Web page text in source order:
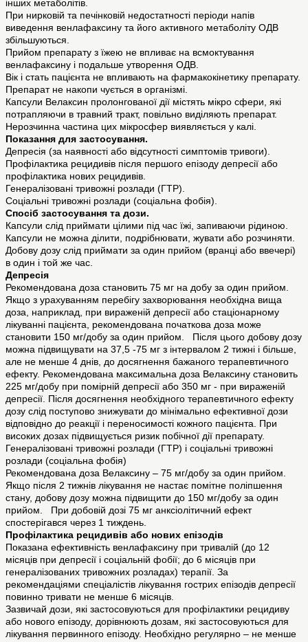
інших метаболітів.
При нирковій та печінковій недостатності періоди напів
виведення венлафаксину та його активного метаболіту ОДВ
збільшуються.
Прийом препарату з їжею не впливає на всмоктування
венлафаксину і подальше утворення ОДВ.
Вік і стать пацієнта не впливають на фармакокінетику препарату.
Препарат не накопи чується в організмі.
Капсули Велаксин пролонгованої дії містять мікро сфери, які
потрапляючи в травний тракт, повільно виділяють препарат.
Нерозчинна частина цих мікросфер виявляється у калі.
Показання для застосування.
Депресія (за наявності або відсутності симптомів тривоги).
Профілактика рецидивів після першого епізоду депресії або
профілактика нових рецидивів.
Генералізовані тривожні розлади (ГТР).
Соціальні тривожні розлади (соціальна фобія).
Спосіб застосування та дози.
Капсули слід приймати цілими під час їжі, запиваючи рідиною.
Капсули не можна ділити, подрібнювати, жувати або розчиняти.
Добову дозу слід приймати за один прийом (вранці або ввечері)
в один і той же час.
Депресія
Рекомендована доза становить 75 мг на добу за один прийом.
Якщо з урахуванням перебігу захворювання необхідна вища
доза, наприклад, при вираженій депресії або стаціонарному
лікуванні пацієнта, рекомендована початкова доза може
становити 150 мг/добу за один прийом. Після цього добову дозу
можна підвищувати на 37,5 -75 мг з інтервалом 2 тижні і більше,
але не менше 4 днів, до досягнення бажаного терапевтичного
ефекту. Рекомендована максимальна доза Велаксину становить
225 мг/добу при помірній депресії або 350 мг - при вираженій
депресії. Після досягнення необхідного терапевтичного ефекту
дозу слід поступово знижувати до мінімально ефективної дози
відповідно до реакції і переносимості кожного пацієнта. При
високих дозах підвищується ризик побічної дії препарату.
Генералізовані тривожні розлади (ГТР) і соціальні тривожні
розлади (соціальна фобія)
Рекомендована доза Велаксину – 75 мг/добу за один прийом.
Якщо після 2 тижнів лікування не настає помітне поліпшення
стану, добову дозу можна підвищити до 150 мг/добу за один
прийом. При добовій дозі 75 мг анксіолітичний ефект
спостерігався через 1 тиждень.
Профілактика рецидивів або нових епізодів
Показана ефективність венлафаксину при тривалій (до 12
місяців при депресії і соціальній фобії; до 6 місяців при
генералізованих тривожних розладах) терапії. За
рекомендаціями спеціалістів лікування гострих епізодів депресії
повинно тривати не менше 6 місяців.
Зазвичай дози, які застосовуються для профілактики рецидиву
або нового епізоду, дорівнюють дозам, які застосовуються для
лікування первинного епізоду. Необхідно регулярно – не менше